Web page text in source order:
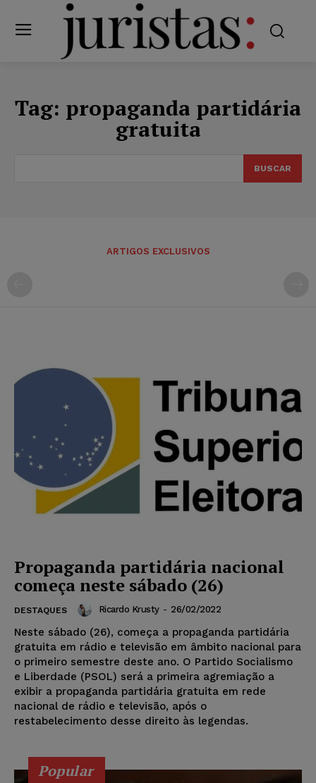
Tag: propaganda partidária
gratuita
BUSCAR
ARTIGOS EXCLUSIVOS
Propaganda partidária nacional
começa neste sábado (26)
DESTAQUES Ricardo Krusty - 26/02/2022
Neste sábado (26), começa a propaganda partidária
gratuita em rádio e televisão em âmbito nacional para
o primeiro semestre deste ano. O Partido Socialismo
e Liberdade (PSOL) será a primeira agremiação a
exibir a propaganda partidária gratuita em rede
nacional de rádio e televisão, após o
restabelecimento desse direito às legendas.
Popular